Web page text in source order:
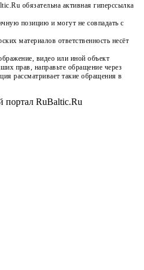
обязательна активная гиперссылка
позицию и могут не совпадать с
материалов ответственность несёт
видео или иной объект
прав, направьте обращение через
рассматривает такие обращения в
портал RuBaltic.Ru